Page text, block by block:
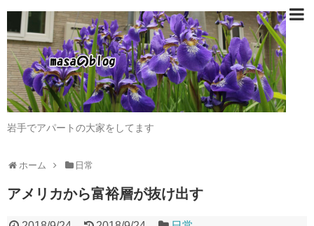
岩手でアパートの大家をしてます
ホーム 日常
アメリカから富裕層が抜け出す